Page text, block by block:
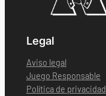
Legal
Aviso legal
Juego Responsable
Política de privacidad